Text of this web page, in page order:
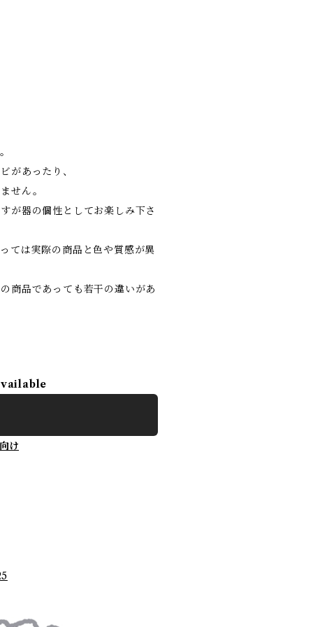
があったり、
せん。
が器の個性としてお楽しみ下さ
ては実際の商品と色や質感が異
商品であっても若干の違いがあ
け